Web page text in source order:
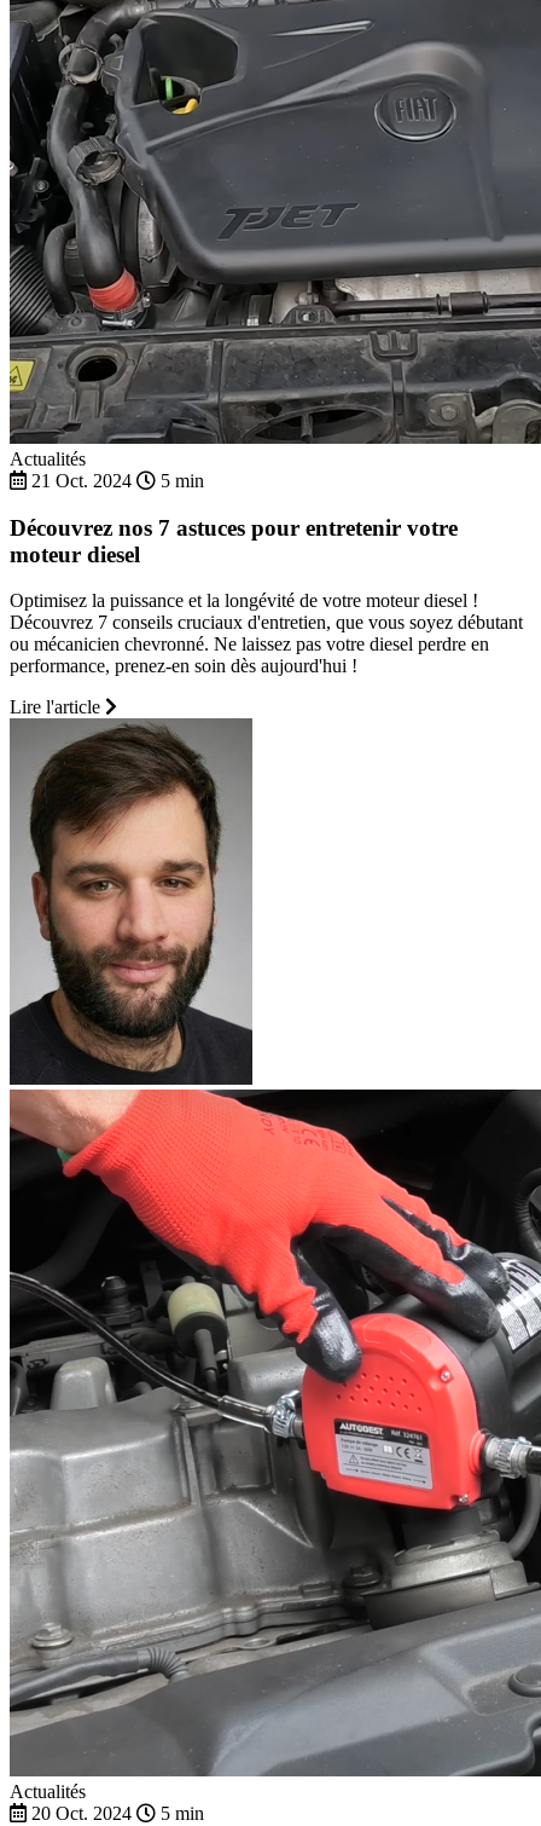
Actualités
21 Oct. 2024
5 min
Découvrez nos 7 astuces pour entretenir votre
moteur diesel
Optimisez la puissance et la longévité de votre moteur diesel !
Découvrez 7 conseils cruciaux d'entretien, que vous soyez débutant
ou mécanicien chevronné. Ne laissez pas votre diesel perdre en
performance, prenez-en soin dès aujourd'hui !
Lire l'article
Actualités
20 Oct. 2024
5 min